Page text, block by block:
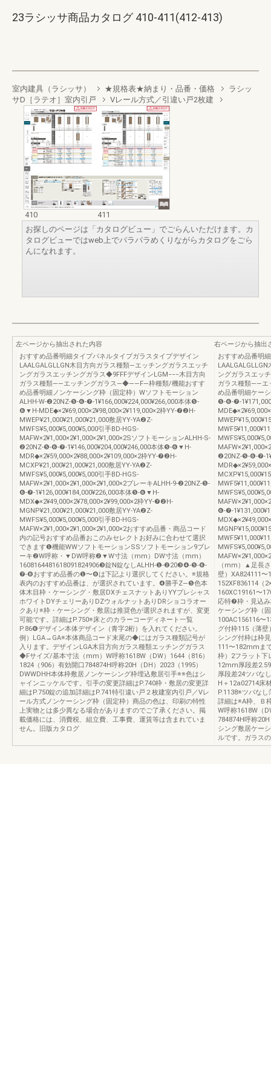
23ラシッサ商品カタログ 410-411(412-413)
室内建具（ラシッサ） ★規格表★納まり・品番・価格
ラシッ
サD［ラテオ］室内引戸
Vレール方式／引違い戸2枚建
410
411
お探しのページは「カタログビュー」でごらんいただけます。カ
タログビューではweb上でパラパラめくりながらカタログをごら
んになれます。
左ページから抽出された内容
おすすめ品番明細タイプパネルタイプガラスタイプデザイン
LAALGALGLLGN木目方向ガラス種類―エッチングガラスエッチ
ングガラスエッチングガラス◆9FFFデザインLGM−−−木目方向
ガラス種類――エッチングガラス―◆――F―枠種類/機能おすす
め品番明細ノンケーシング枠（固定枠）Wソフトモーション
ALHH-W-❷20NZ-❺-❻-❼-1¥166,000¥224,000¥266,000本体❺-
❻▼H-MDE◆×2¥69,000×2¥98,000×2¥119,000×2枠YY-❼❷H-
MWEP¥21,000¥21,000¥21,000敷居YY-YA❷Z-
MWFS¥5,000¥5,000¥5,000引手BD-HGS-
MAFW×2¥1,000×2¥1,000×2¥1,000×2SソフトモーションALHH-S-
❷20NZ-❺-❻-❼-1¥146,000¥204,000¥246,000本体❺-❻▼H-
MDR◆×2¥59,000×2¥88,000×2¥109,000×2枠YY-❼❷H-
MCXP¥21,000¥21,000¥21,000敷居YY-YA❷Z-
MWFS¥5,000¥5,000¥5,000引手BD-HGS-
MAFW×2¥1,000×2¥1,000×2¥1,000×2ブレーキALHH-9-❷20NZ-❺-
❻-❼-1¥126,000¥184,000¥226,000本体❺-❻▼H-
MDX◆×2¥49,000×2¥78,000×2¥99,000×2枠YY-❼❷H-
MGNP¥21,000¥21,000¥21,000敷居YY-YA❷Z-
MWFS¥5,000¥5,000¥5,000引手BD-HGS-
MAFW×2¥1,000×2¥1,000×2¥1,000×2おすすめ品番・商品コード
内の記号おすすめ品番おこのみセレクトお好みに合わせて選択
できます❶機能WWソフトモーションSSソフトモーション9ブレ
ーキ❷W呼称・▼DW呼称❷▼W寸法（mm）DW寸法（mm）
1608164481618091824906❸錠N錠なしALHH-❶-❷20❸❹-❺-❻-
❼-❽おすすめ品番の❶〜❽は下記より選択してください。※規格
表内のおすすめ品番は、が選択されています。❹勝手Z—❺色本
体木目枠・ケーシング・敷居DXチェスナットありYYプレシャス
ホワイトDYチェリーありDZウォルナットありDRショコラオー
クあり※枠・ケーシング・敷居は推奨色が選択されますが、変更
可能です。詳細はP.750※床とのカラーコーディネート一覧
P.86❻デザイン本体デザイン（青字2桁）を入れてください。
例）LGA→GA※本体商品コード末尾の◆にはガラス種類記号が
入ります。デザインLGA木目方向ガラス種類エッチングガラス
◆Fサイズ/基本寸法（mm）W呼称1618W（DW）1644（816）
1824（906）有効開口784874H呼称20H（DH）2023（1995）
DWWDHH本体枠敷居ノンケーシング枠埋込敷居引手※※色はシ
ャインニッケルです。引手の変更詳細はP.740枠・敷居の変更詳
細はP.750錠の追加詳細はP.741特引違い戸２枚建室内引戸／Vレ
ール方式ノンケーシング枠（固定枠）商品の色は、印刷の特性
上実物とは多少異なる場合がありますのでご了承ください。掲
載価格には、消費税、組立費、工事費、運賃等は含まれていま
せん。旧版カタログ
右ページから抽出
おすすめ品番明
ングガラスエッ
ガラス種類――
め品番明細ケー
❺-❻-❼-
❷20NZ-❺-❻-❼-
❻-❼-
（mm）▲足長
壁）XA824111〜
152XF836114（
160XC19161〜
応特❼枠・見込
ケーシング枠（
100AC156116〜
グ付枠115（薄
シング付枠は枠
111〜182mmま
枠）2フラット下
12mm厚段差
厚段差24ツバな
H＋12a02714床
P.1138※ツバな
詳細は※A枠、Ｂ
W呼称1618W（
784874H呼称
シング敷居ケー
ルです。ガラス